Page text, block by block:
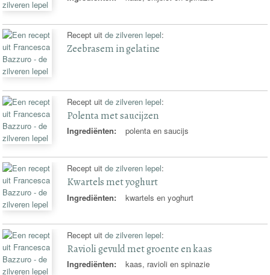
Recept uitde zilveren lepel:
Zeebrasem in gelatine
Recept uitde zilveren lepel:
Polenta met saucijzen
Ingrediënten: polenta en saucijs
Recept uitde zilveren lepel:
Kwartels met yoghurt
Ingrediënten: kwartels en yoghurt
Recept uitde zilveren lepel:
Ravioli gevuld met groente en kaas
Ingrediënten: kaas, ravioli en spinazie